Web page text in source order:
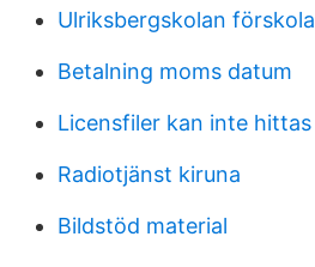
Ulriksbergskolan förskola
Betalning moms datum
Licensfiler kan inte hittas
Radiotjänst kiruna
Bildstöd material